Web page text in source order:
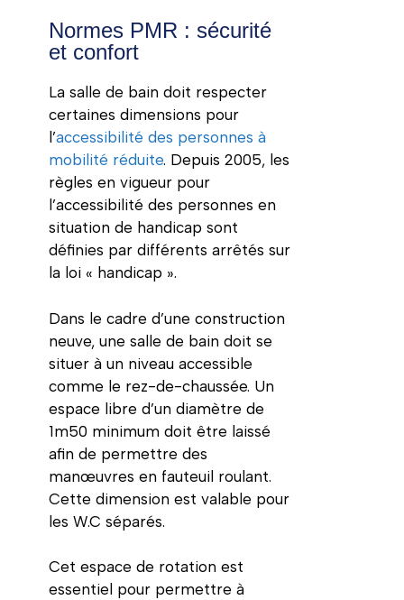
Normes PMR : sécurité
et confort
La salle de bain doit respecter
certaines dimensions pour
l’accessibilité des personnes à
mobilité réduite. Depuis 2005, les
règles en vigueur pour
l’accessibilité des personnes en
situation de handicap sont
définies par différents arrêtés sur
la loi « handicap ».
Dans le cadre d’une construction
neuve, une salle de bain doit se
situer à un niveau accessible
comme le rez-de-chaussée. Un
espace libre d’un diamètre de
1m50 minimum doit être laissé
afin de permettre des
manœuvres en fauteuil roulant.
Cette dimension est valable pour
les W.C séparés.
Cet espace de rotation est
essentiel pour permettre à